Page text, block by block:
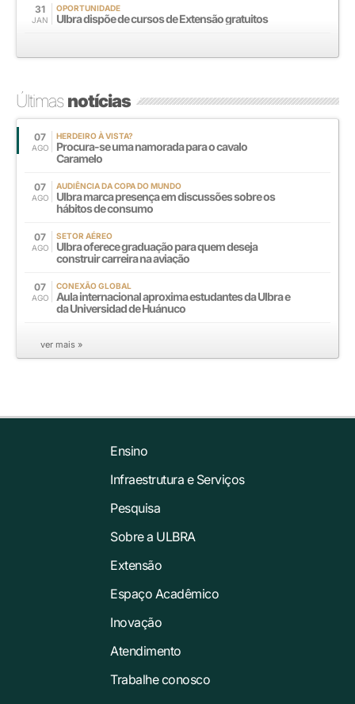
31
JAN
OPORTUNIDADE
Ulbra dispõe de cursos de Extensão gratuitos
Últimasnotícias
07
AGO
HERDEIRO À VISTA?
Procura-se uma namorada para o cavalo
Caramelo
07
AGO
AUDIÊNCIA DA COPA DO MUNDO
Ulbra marca presença em discussões sobre os
hábitos de consumo
07
AGO
SETOR AÉREO
Ulbra oferece graduação para quem deseja
construir carreira na aviação
07
AGO
CONEXÃO GLOBAL
Aula internacional aproxima estudantes da Ulbra e
da Universidad de Huánuco
ver mais »
Ensino
Infraestrutura e Serviços
Pesquisa
Sobre a ULBRA
Extensão
Espaço Acadêmico
Inovação
Atendimento
Trabalhe conosco